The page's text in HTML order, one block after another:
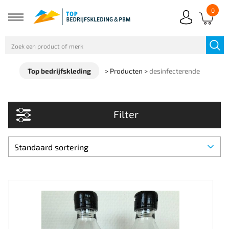
0
Top bedrijfskleding > Producten >desinfecterende
Filter